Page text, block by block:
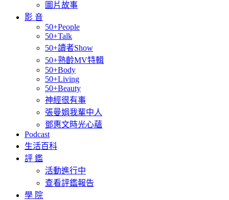
圖片故事
影 音
50+People
50+Talk
50+讀者Show
50+熟齡MV特輯
50+Body
50+Living
50+Beauty
神經很有事
張曼娟我輩中人
鄧惠文時光心蘊
Podcast
生活百科
評 鑑
活動進行中
查看評鑑報告
學 院